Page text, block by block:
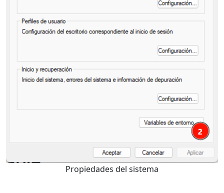
Propiedades del sistema